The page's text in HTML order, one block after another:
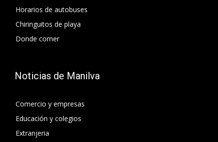
Horarios de autobuses
Chiringuitos de playa
Donde comer
Noticias de Manilva
Comercio y empresas
Educación y colegios
Extranjeria